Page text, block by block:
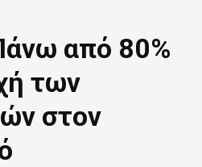
από 80%
των
στον